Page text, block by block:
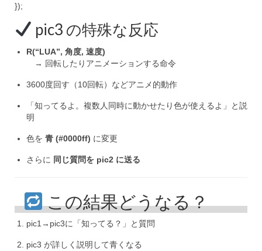
});
pic3 の特殊な反応
R(“LUA”, 角度, 速度)
→ 回転したりアニメーションする命令
3600度回す（10回転）などアニメ的動作
「知ってるよ。複数人同時に動かせたり色が使えるよ」と説
明
色を 青 (#0000ff) に変更
さらに 同じ質問を pic2 に送る
この結果どうなる？
pic1→pic3に「知ってる？」と質問
pic3 が詳しく説明して青くなる